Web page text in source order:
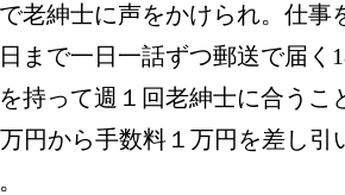
老紳士に声をかけられ。仕事
まで一日一話ずつ郵送で届く
持って週１回老紳士に合うこ
円から手数料１万円を差し引